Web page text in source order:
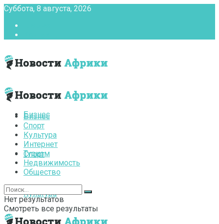
Суббота, 8 августа, 2026
Бизнес
Спорт
Культура
Бизнес
Спорт
Культура
Интернет
Туризм
Недвижимость
Общество
Нет результатов
Смотреть все результаты